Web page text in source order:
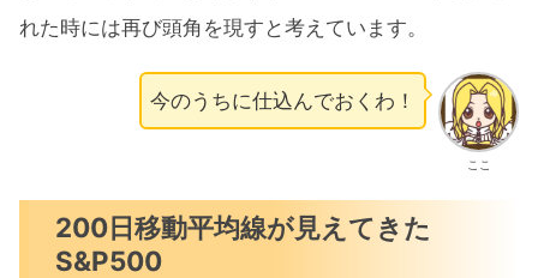
れた時には再び頭角を現すと考えています。
ここ
今のうちに仕込んでおくわ！
200日移動平均線が見えてきた
S&P500